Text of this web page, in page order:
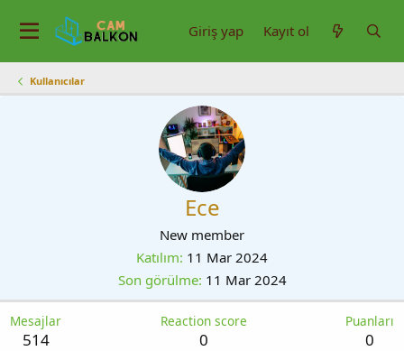
Giriş yap Kayıt ol
Kullanıcılar
Ece
New member
Katılım 11 Mar 2024
Son görülme 11 Mar 2024
Mesajlar
514
Reaction score
0
Puanları
0